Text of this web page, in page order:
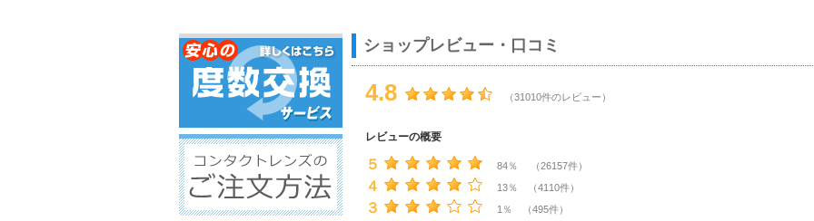
ショップレビュー・口コミ
4.8 （31010件のレビュー）
レビューの概要
５ 84％ （26157件）
４ 13％ （4110件）
３ 1％ （495件）